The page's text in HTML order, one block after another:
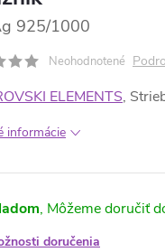
925/1000
Neohodnotené
ELEMENTS,
informácie
doručenia